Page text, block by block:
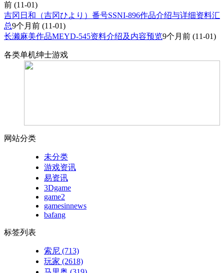
前 (11-01)
吉冈日和（吉冈ひより）番号SSNI-896作品介绍与详细资料汇
总9个月前 (11-01)
长濑麻美作品MEYD-545资料介绍及内容预览9个月前 (11-01)
各类单机绅士游戏
网站分类
未分类
游戏资讯
易资讯
3Dgame
game2
gamesinnews
bafang
标签列表
索尼 (713)
玩家 (2618)